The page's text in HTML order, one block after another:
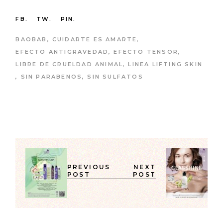
FB. TW. PIN.
BAOBAB
CUIDARTE ES AMARTE
EFECTO ANTIGRAVEDAD
EFECTO TENSOR
LIBRE DE CRUELDAD ANIMAL
LINEA LIFTING SKIN
SIN PARABENOS
SIN SULFATOS
PREVIOUS
POST
NEXT
POST